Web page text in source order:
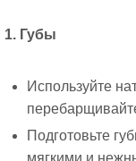
1. Губы
Используйте
Подготовьте
мягкими и